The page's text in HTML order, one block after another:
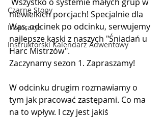
Czarne Stopy
Inspiracje
Instruktorski Kalendarz Adwentowy
niewielkich porcjach! Specjalnie dla
Was, odcinek po odcinku, serwujemy
najlepsze kąski z naszych "Śniadań u
Harc Mistrzów".
Zaczynamy sezon 1. Zapraszamy!
W odcinku drugim rozmawiamy o
tym jak pracować zastępami. Co ma
na to wpływ. I czy jest jakiś